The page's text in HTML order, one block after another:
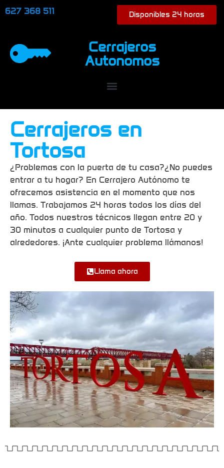
627 368 511 Disponibles 24 horas
Cerrajeros
Autonomos
Cerrajeros en
Tortosa
¿Problemas con la puerta de tu casa?¿No puedes
entrar a tu hogar? En Cerrajero Autónomo te
ofrecemos asistencia en el momento que nos
llamas. Trabajamos 24 horas todos los días del
año. Todos nuestros técnicos llegan entre 20 y
30 minutos a cualquier punto de Tortosa y
alrededores. ¡Ante cualquier problema llámanos!
Llama ahora